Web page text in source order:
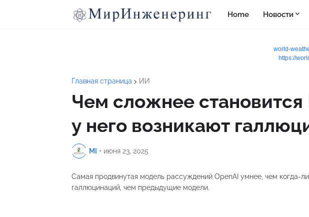
Home Новости
world-
https://
Главная страница ИИ
Чем сложнее
у него возникают
MI • июня 23, 2025
Самая продвинутая модель рассуждений OpenAI умнее, чем когда-
галлюцинаций, чем предыдущие модели.